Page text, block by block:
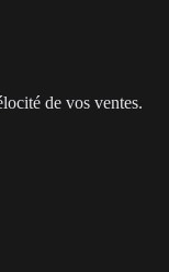
de vos ventes.